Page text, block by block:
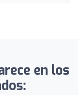
en los